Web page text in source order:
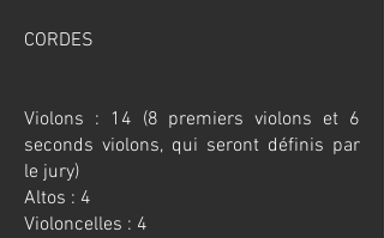
CORDES
Violons : 14 (8 premiers violons et 6
seconds violons, qui seront définis par
le jury)
Altos : 4
Violoncelles : 4